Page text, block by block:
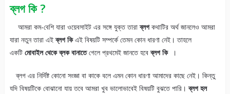
ব্লগ কি ?
আমরা কম-বেশি যারা ওয়েবসাইট এর সঙ্গে যুক্ত তারাব্লগকথাটির অর্থ জানলেও আমরা
যারা নতুন তারা এইব্লগ কিএই বিষয়টি সম্পর্কে তেমন কোন ধারণা নেই। তাহলে
একটি মোবাইল থেকে ব্লক বানাতেগেলে প্রথমেই জানতে হবেব্লগ কি।
ব্লগ এর নির্দিষ্ট কোনো সংজ্ঞা বা কাকে বলে এমন কোন ধারণা আমাদের কাছে নেই। কিন্তু
যদি বিষয়টিকে বোঝানো যায় তবে আমরা খুব ভালোভাবেই বিষয়টি বুঝতে পারি।ব্লগ হল